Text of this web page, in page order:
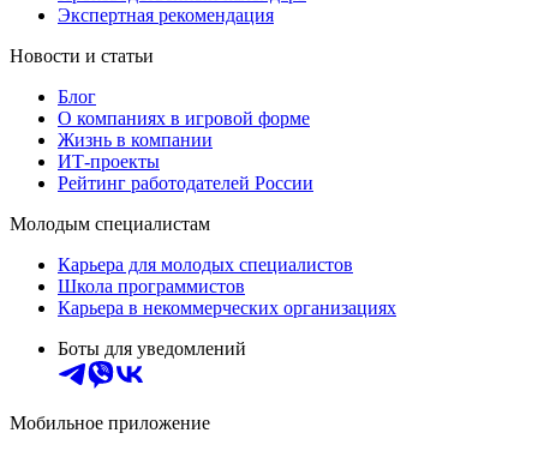
Экспертная рекомендация
Новости и статьи
Блог
О компаниях в игровой форме
Жизнь в компании
ИТ-проекты
Рейтинг работодателей России
Молодым специалистам
Карьера для молодых специалистов
Школа программистов
Карьера в некоммерческих организациях
Боты для уведомлений
Мобильное приложение